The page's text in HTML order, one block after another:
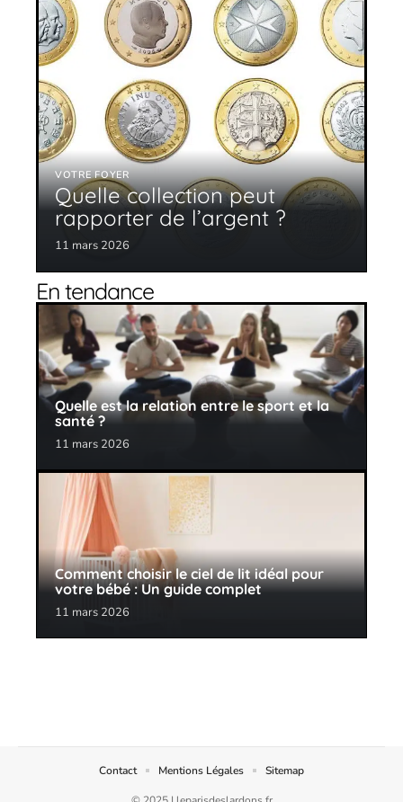
VOTRE FOYER
Quelle collection peut
rapporter de l’argent ?
11 mars 2026
En tendance
Quelle est la relation entre le sport et la
santé ?
11 mars 2026
Comment choisir le ciel de lit idéal pour
votre bébé : Un guide complet
11 mars 2026
Contact Mentions Légales Sitemap